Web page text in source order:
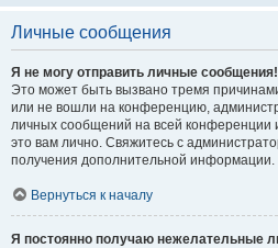
Личные сообщения
Я не могу отправить личные сообщения!
Это может быть вызвано тремя
или не вошли на конференцию,
личных сообщений на всей конференции
это вам лично. Свяжитесь с
получения дополнительной информации.
Вернуться к началу
Я постоянно получаю нежелательные